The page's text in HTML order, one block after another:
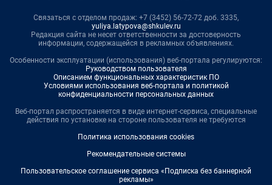
Связаться с отделом продаж: +7 (3452) 56-72-72 доб. 3335,
yuliya.latypova@shkulev.ru
Редакция сайта не несет ответственности за достоверность
информации, содержащейся в рекламных объявлениях.
Особенности эксплуатации (использования) веб-портала регулируются:
Руководством пользователя
Описанием функциональных характеристик ПО
Условиями использования веб-портала и политикой
конфиденциальности персональных данных
Веб-портал распространяется в виде интернет-сервиса, специальные
действия по установке на стороне пользователя не требуются
Политика использования cookies
Рекомендательные системы
Пользовательское соглашение сервиса «Подписка без баннерной
рекламы»